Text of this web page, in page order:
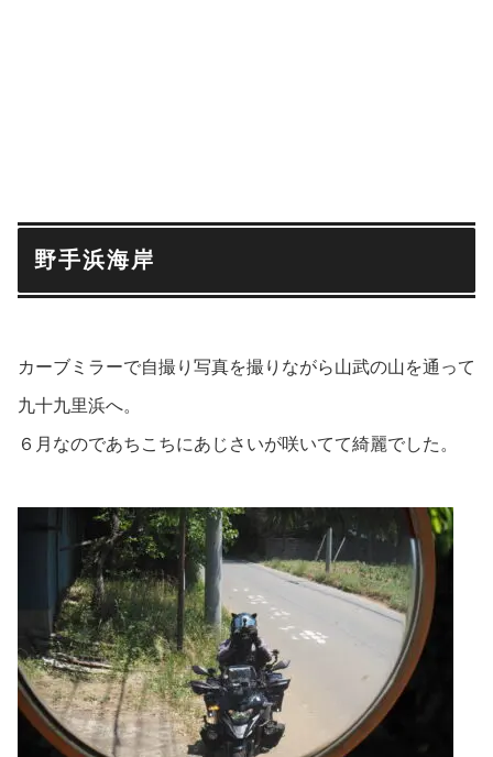
野手浜海岸
カーブミラーで自撮り写真を撮りながら山武の山を通って
九十九里浜へ。
６月なのであちこちにあじさいが咲いてて綺麗でした。